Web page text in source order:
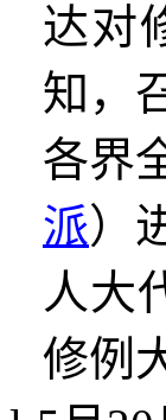
达对
知，
各界
派）
人大
修例